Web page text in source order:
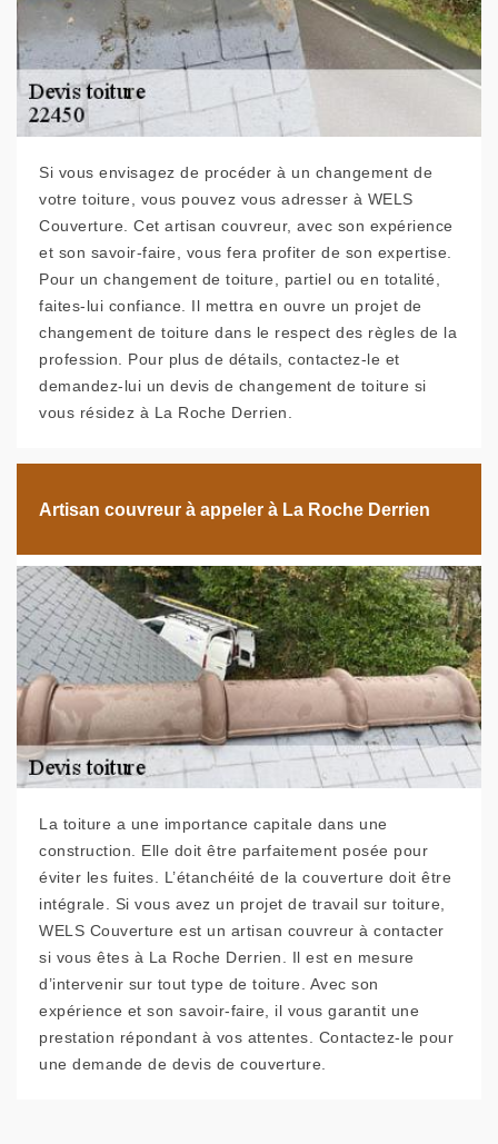
Si vous envisagez de procéder à un changement de
votre toiture, vous pouvez vous adresser à WELS
Couverture. Cet artisan couvreur, avec son expérience
et son savoir-faire, vous fera profiter de son expertise.
Pour un changement de toiture, partiel ou en totalité,
faites-lui confiance. Il mettra en ouvre un projet de
changement de toiture dans le respect des règles de la
profession. Pour plus de détails, contactez-le et
demandez-lui un devis de changement de toiture si
vous résidez à La Roche Derrien.
Artisan couvreur à appeler à La Roche Derrien
La toiture a une importance capitale dans une
construction. Elle doit être parfaitement posée pour
éviter les fuites. L’étanchéité de la couverture doit être
intégrale. Si vous avez un projet de travail sur toiture,
WELS Couverture est un artisan couvreur à contacter
si vous êtes à La Roche Derrien. Il est en mesure
d’intervenir sur tout type de toiture. Avec son
expérience et son savoir-faire, il vous garantit une
prestation répondant à vos attentes. Contactez-le pour
une demande de devis de couverture.